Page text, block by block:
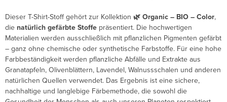
Dieser T-Shirt-Stoff gehört zur Kollektion 🌿 Organic – BIO – Color,
die natürlich gefärbte Stoffe präsentiert. Die hochwertigen
Materialien werden ausschließlich mit pflanzlichen Pigmenten gefärbt
– ganz ohne chemische oder synthetische Farbstoffe. Für eine hohe
Farbbeständigkeit werden pflanzliche Abfälle und Extrakte aus
Granatapfeln, Olivenblättern, Lavendel, Walnussschalen und anderen
natürlichen Quellen verwendet. Das Ergebnis ist eine sichere,
nachhaltige und langlebige Färbemethode, die sowohl die